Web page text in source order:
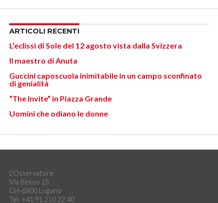
ARTICOLI RECENTI
L’eclissi di Sole del 12 agosto vista dalla Svizzera
Il maestro di Anuta
Guccini caposcuola inimitabile in un campo sconfinato
di genialità
“The Invite” in Piazza Grande
Uomini che odiano le donne
L'Osservatore
Via Besso 15
CH-6900 Lugano
Tel. +41 91 210 22 40